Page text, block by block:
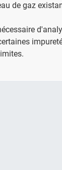
de gaz